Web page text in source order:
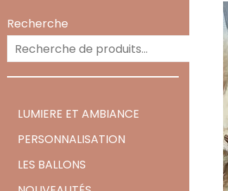
Recherche
LUMIERE ET AMBIANCE
PERSONNALISATION
LES BALLONS